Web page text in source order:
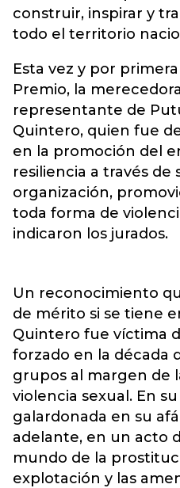
construir, inspirar y
todo el territorio
Esta vez y por
Premio, la
representante de
Quintero, quien fue
en la promoción del
resiliencia a través de
organización,
toda forma de
indicaron los jurados.
Un reconocimiento
de mérito si se tiene
Quintero fue víctima
forzado en la década
grupos al margen de
violencia sexual. En
galardonada en su
adelante, en un acto
mundo de la
explotación y las